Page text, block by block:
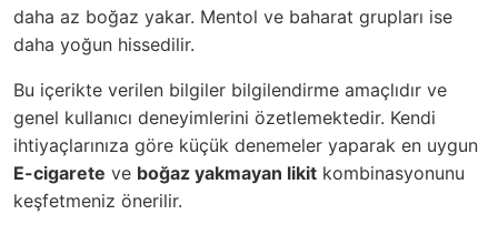
daha az boğaz yakar. Mentol ve baharat grupları ise
daha yoğun hissedilir.
Bu içerikte verilen bilgiler bilgilendirme amaçlıdır ve
genel kullanıcı deneyimlerini özetlemektedir. Kendi
ihtiyaçlarınıza göre küçük denemeler yaparak en uygun
E-cigarete ve boğaz yakmayan likit kombinasyonunu
keşfetmeniz önerilir.